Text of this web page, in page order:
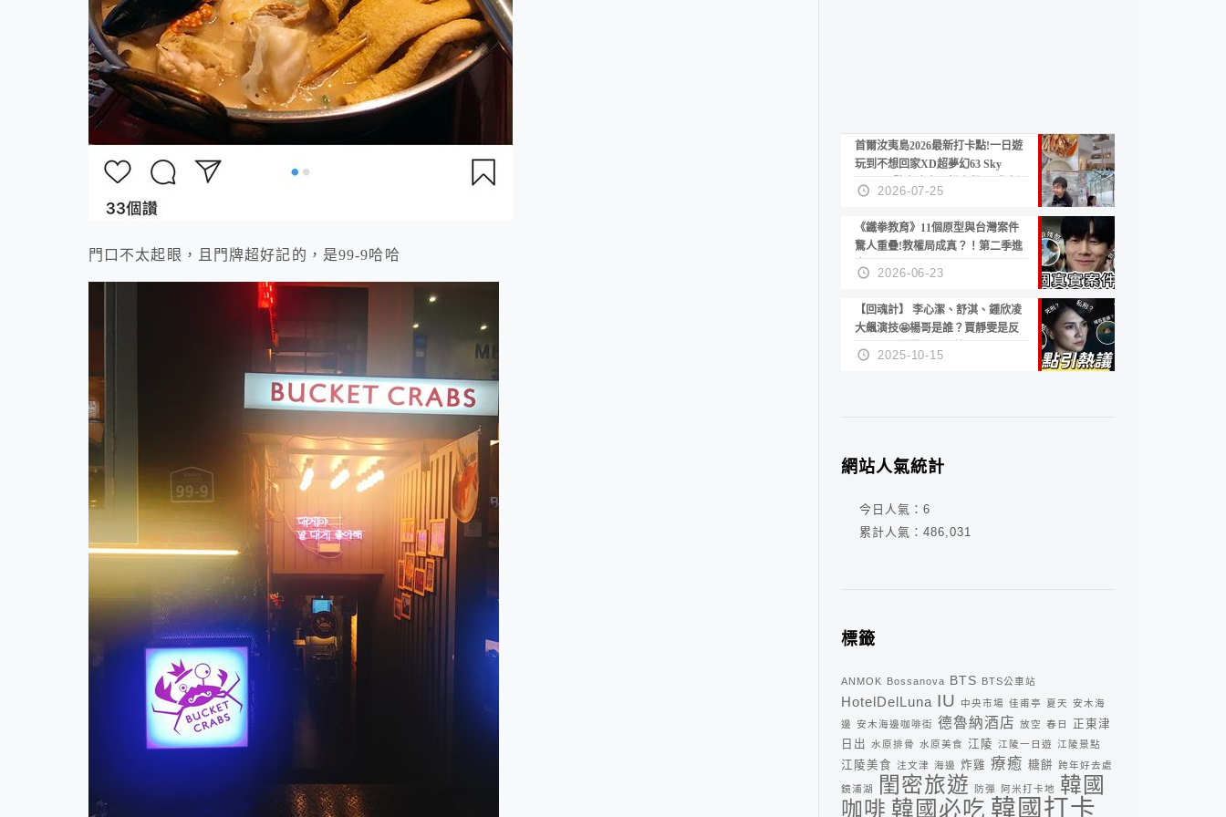
門口不太起眼，且門牌超好記的，是99-9哈哈
首爾汝夷島2026最新打卡點!一日遊
玩到不想回家XD超夢幻63 Sky
Picnic、鷺良津帝王蟹大餐、《淚之
女王》拍攝地、漢江公園免費玩水
2026-07-25
《鐵拳教育》11個原型與台灣案件
驚人重疊!教權局成真？！第二季進
度？😍
2026-06-23
【回魂計】 李心潔、舒淇、鍾欣凌
大飆演技🤩楊哥是誰？賈靜雯是反
派？死刑還是私刑正義
2025-10-15
網站人氣統計
今日人氣： 6
累計人氣： 486,031
標籤
ANMOK Bossanova BTS BTS公車站
HotelDelLuna IU 中央市場 佳甫亭 夏天 安木海
邊 安木海邊咖啡街 德魯納酒店 放空 春日
正東津
日出 水原排骨 水原美食 江陵 江陵一日遊 江陵景點
江陵美食 注文津 海邊 炸雞 療癒 糖餅 跨年好去處
鏡浦湖 閨密旅遊 防彈 阿米打卡地
韓國
咖啡 韓國必吃 韓國打卡